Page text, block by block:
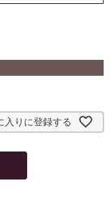
入りに登録する